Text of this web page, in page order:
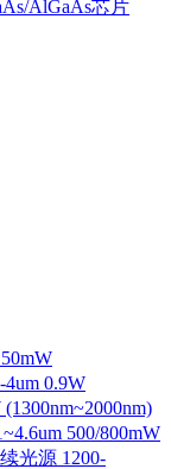
AlGaAs芯片
0.9W
500/800mW
光源 1200-